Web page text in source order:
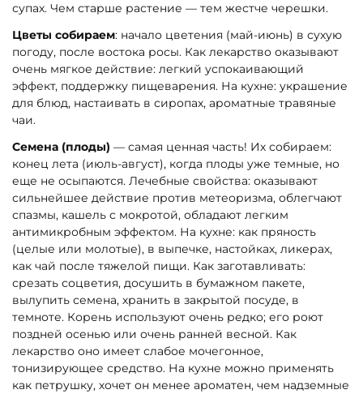
супах. Чем старше растение — тем жестче черешки.
Цветы собираем: начало цветения (май-июнь) в сухую
погоду, после востока росы. Как лекарство оказывают
очень мягкое действие: легкий успокаивающий
эффект, поддержку пищеварения. На кухне: украшение
для блюд, настаивать в сиропах, ароматные травяные
чаи.
Семена (плоды) — самая ценная часть! Их собираем:
конец лета (июль-август), когда плоды уже темные, но
еще не осыпаются. Лечебные свойства: оказывают
сильнейшее действие против метеоризма, облегчают
спазмы, кашель с мокротой, обладают легким
антимикробным эффектом. На кухне: как пряность
(целые или молотые), в выпечке, настойках, ликерах,
как чай после тяжелой пищи. Как заготавливать:
срезать соцветия, досушить в бумажном пакете,
вылупить семена, хранить в закрытой посуде, в
темноте. Корень используют очень редко; его роют
поздней осенью или очень ранней весной. Как
лекарство оно имеет слабое мочегонное,
тонизирующее средство. На кухне можно применять
как петрушку, хочет он менее ароматен, чем надземные